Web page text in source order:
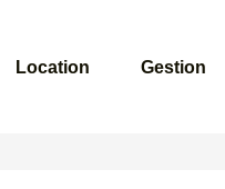
Location Gestion